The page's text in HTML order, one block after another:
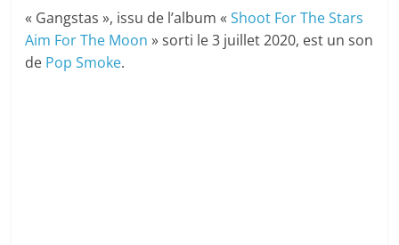
« Gangstas », issu de l’album «Shoot For The Stars
Aim For The Moon » sorti le 3 juillet 2020, est un son
de Pop Smoke.